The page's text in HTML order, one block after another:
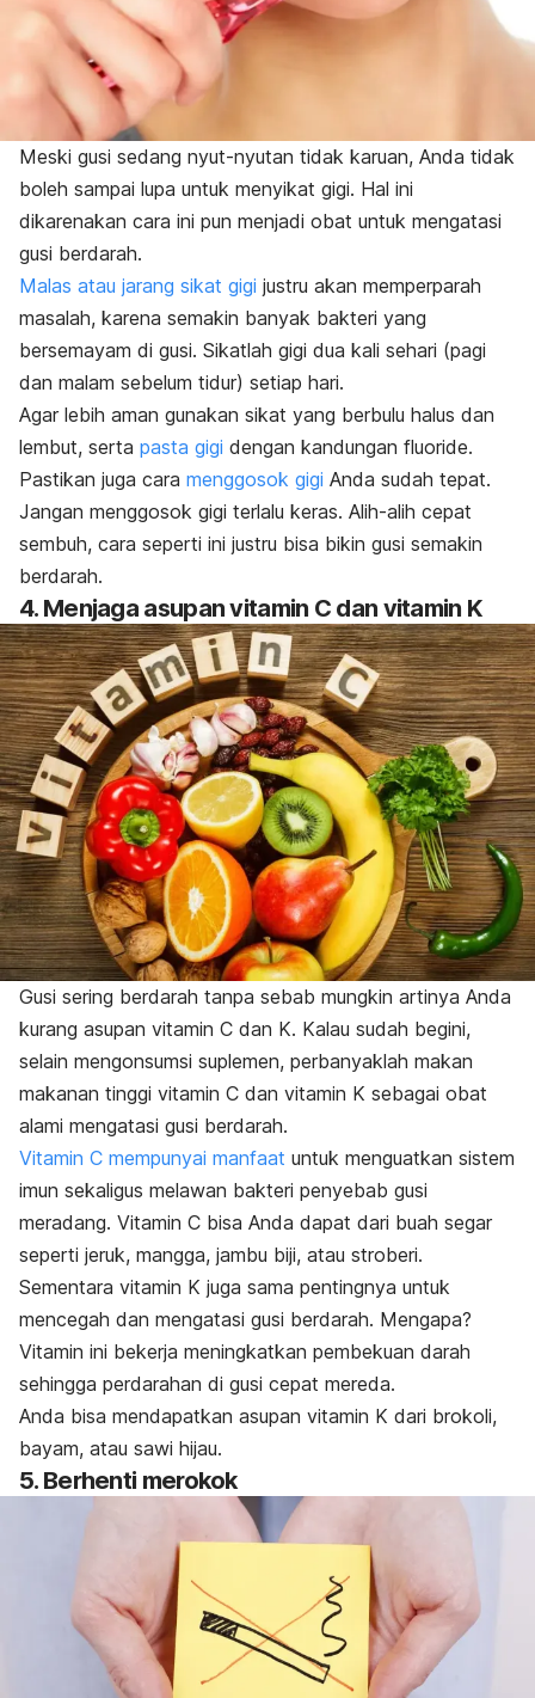
Meski gusi sedang nyut-nyutan tidak karuan, Anda tidak
boleh sampai lupa untuk menyikat gigi. Hal ini
dikarenakan cara ini pun menjadi obat untuk mengatasi
gusi berdarah.
Malas atau jarang sikat gigi justru akan memperparah
masalah, karena semakin banyak bakteri yang
bersemayam di gusi. Sikatlah gigi dua kali sehari (pagi
dan malam sebelum tidur) setiap hari.
Agar lebih aman gunakan sikat yang berbulu halus dan
lembut, serta pasta gigi dengan kandungan fluoride.
Pastikan juga cara menggosok gigi Anda sudah tepat.
Jangan menggosok gigi terlalu keras. Alih-alih cepat
sembuh, cara seperti ini justru bisa bikin gusi semakin
berdarah.
4. Menjaga asupan vitamin C dan vitamin K
Gusi sering berdarah tanpa sebab mungkin artinya Anda
kurang asupan vitamin C dan K. Kalau sudah begini,
selain mengonsumsi suplemen, perbanyaklah makan
makanan tinggi vitamin C dan vitamin K sebagai obat
alami mengatasi gusi berdarah.
Vitamin C mempunyai manfaat untuk menguatkan sistem
imun sekaligus melawan bakteri penyebab gusi
meradang. Vitamin C bisa Anda dapat dari buah segar
seperti jeruk, mangga, jambu biji, atau stroberi.
Sementara vitamin K juga sama pentingnya untuk
mencegah dan mengatasi gusi berdarah. Mengapa?
Vitamin ini bekerja meningkatkan pembekuan darah
sehingga perdarahan di gusi cepat mereda.
Anda bisa mendapatkan asupan vitamin K dari brokoli,
bayam, atau sawi hijau.
5. Berhenti merokok